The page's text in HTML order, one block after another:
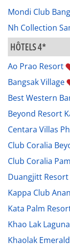
Mondi Club
Nh Collection
HÔTELS 4*
Ao Prao Resort
Bangsak Village
Best Western
Beyond Resort
Centara Villas
Club Coralia
Club Coralia
Duangjitt Resort
Kappa Club
Kata Palm
Khao Lak
Khaolak